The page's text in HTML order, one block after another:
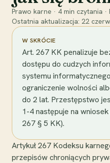
Prawo karne · 4 min czytania ·
Ostatnia aktualizacja: 22
W SKRÓCIE
Art. 267 KK penalizuje
dostępu do cudzych
systemu
ograniczenie wolności
do 2 lat. Przestępstwo
1-4 następuje na
267 § 5 KK).
Artykuł 267 Kodeksu
przepisów chroniących